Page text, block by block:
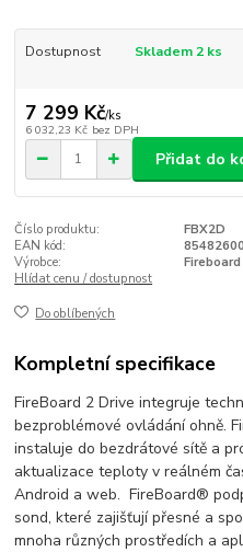
Dostupnost Skladem 2 ks
7 299 Kč/ks
6 032,23 Kč bez DPH
Přidat do
Číslo produktu:
FBX2D
EAN kód:
Výrobce:
Fireboard
Hlídat cenu / dostupnost
Do oblíbených
Kompletní specifikace
FireBoard 2 Drive integruje
bezproblémové ovládání ohně.
instaluje do bezdrátové sítě a
aktualizace teploty v reálném
Android a web. FireBoard®
sond, které zajišťují přesné a
mnoha různých prostředích a